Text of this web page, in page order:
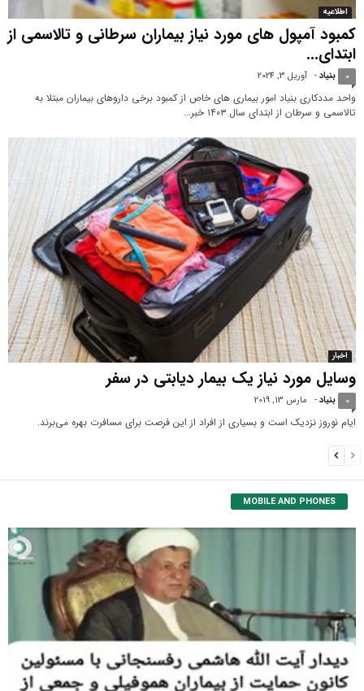
اطلاعیه
کمبود آمپول های مورد نیاز بیماران سرطانی و تالاسمی از
ابتدای...
بنیاد - آوریل 3, 2024 0
واحد مددکاری بنیاد امور بیماری های خاص از کمبود برخی داروهای بیماران مبتلا به
تالاسمی و سرطان از ابتدای سال ۱۴۰۳ خبر...
اخبار
وسایل مورد نیاز یک بیمار دیابتی در سفر
بنیاد - مارس 13, 2019 0
ایام نوروز نزدیک است و بسیاری از افراد از این فرصت برای مسافرت بهره می‌برند.
MOBILE AND PHONES